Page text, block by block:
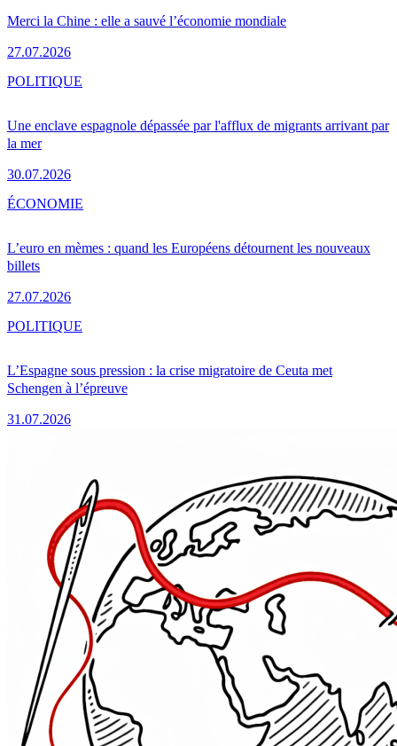
Merci la Chine : elle a sauvé l’économie mondiale
27.07.2026
Une enclave espagnole dépassée par l'afflux de migrants arrivant par
la mer
30.07.2026
POLITIQUE
L’euro en mèmes : quand les Européens détournent les nouveaux
billets
27.07.2026
ÉCONOMIE
L’Espagne sous pression : la crise migratoire de Ceuta met
Schengen à l’épreuve
31.07.2026
POLITIQUE